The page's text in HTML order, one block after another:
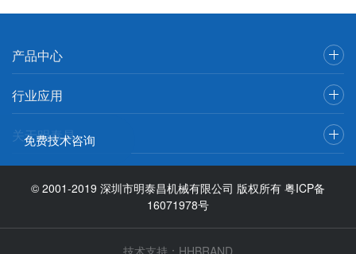
免费技术咨询
产品中心
行业应用
关于明泰昌
© 2001-2019 深圳市明泰昌机械有限公司 版权所有 粤ICP备
16071978号